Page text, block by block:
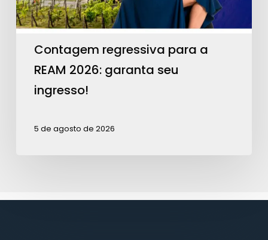
seu
ingresso!
Contagem regressiva para a
REAM 2026: garanta seu
ingresso!
5 de agosto de 2026